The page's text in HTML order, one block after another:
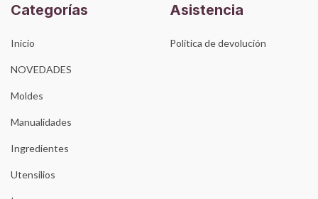
Categorías
Inicio
NOVEDADES
Moldes
Manualidades
Ingredientes
Utensilios
Asistencia
Política de devolución